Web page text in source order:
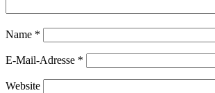
Name *
E-Mail-Adresse *
Website